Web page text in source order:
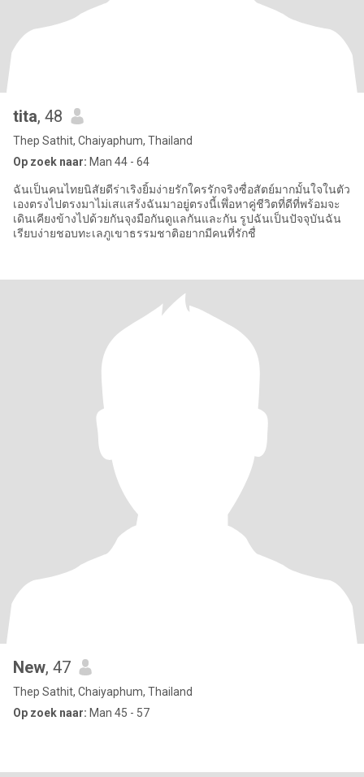
tita, 48
Thep Sathit, Chaiyaphum, Thailand
Op zoek naar: Man 44 - 64
ฉันเป็นคนไทยนิสัยดีร่าเริงยิ้มง่ายรักใครรักจริงซื่อสัตย์มากมั้นใจในตัว
เองตรงไปตรงมาไม่เสแสร้งฉันมาอยู่ตรงนี้เพึ่อหาคู่ชีวิตที่ดีที่พร้อมจะ
เดินเคียงข้างไปด้วยกันจุงมือกันดูแลกันและกัน รูปฉันเป็นปัจจุบันฉัน
เรียบง่ายชอบทะเลภูเขาธรรมชาติอยากมีคนที่รักชื่
New, 47
Thep Sathit, Chaiyaphum, Thailand
Op zoek naar: Man 45 - 57